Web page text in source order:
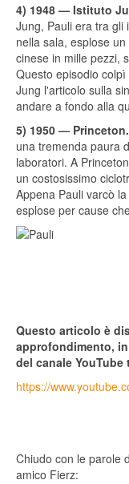
4) 1948 — Istituto
Jung, Pauli era tra gli
nella sala, esplose
cinese in mille pezzi,
Questo episodio
Jung l'articolo sulla
andare a fondo alla
5) 1950 — Princeton.
una tremenda paura
laboratori. A
un costosissimo
Appena Pauli varcò
esplose per cause
Questo articolo è
approfondimento,
del canale
https://
Chiudo con le parole
amico Fierz: